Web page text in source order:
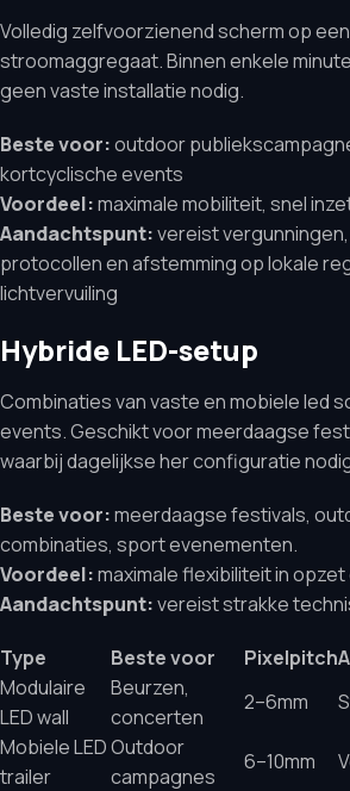
Volledig zelfvoorzienend scherm op
stroomaggregaat. Binnen enkele
geen vaste installatie nodig.
Beste voor:outdoor
kortcyclische events
Voordeel:maximale mobiliteit, snel
Aandachtspunt:vereist
protocollen en afstemming op lokale
lichtvervuiling
Hybride LED-setup
Combinaties van vaste en mobiele led
events. Geschikt voor meerdaagse
waarbij dagelijkse her configuratie
Beste voor:meerdaagse festivals,
combinaties, sport evenementen.
Voordeel:maximale flexibiliteit in
Aandachtspunt:vereist strakke
Type Beste voor Pixelpitch
Modulaire
LED wall
Beurzen,
concerten
2–6mm
Mobiele LED
trailer
Outdoor
campagnes
6–10mm